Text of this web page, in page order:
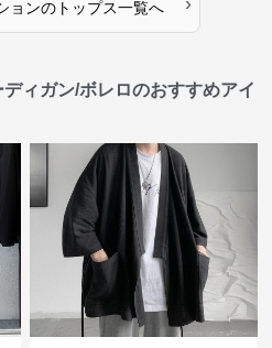
ョンのトップス一覧へ
ィガン/ボレロのおすすめアイ